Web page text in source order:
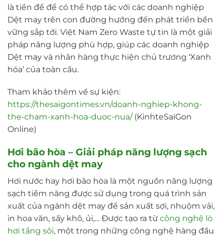
là tiền đề để có thể hợp tác với các doanh nghiệp
Dệt may trên con đường hướng đến phát triển bền
vững sắp tới. Việt Nam Zero Waste tự tin là một giải
pháp năng lượng phù hợp, giúp các doanh nghiệp
Dệt may và nhãn hàng thực hiện chủ trương ‘Xanh
hóa’ của toàn cầu.
Tham khảo thêm về sự kiện:
https://thesaigontimes.vn/doanh-nghiep-khong-
the-cham-xanh-hoa-duoc-nua/(KinhteSaiGon
Online)
Hơi bão hòa – Giải pháp năng lượng sạch
cho ngành dệt may
Hơi nước hay hơi bão hòa là một nguồn năng lượng
sạch tiềm năng được sử dụng trong quá trình sản
xuất của ngành dệt may để sản xuất sợi, nhuộm vải,
in hoa văn, sấy khô, ủi,… Được tạo ra từ công nghệ lò
hơi tầng sôi, một trong những công nghệ hàng đầu